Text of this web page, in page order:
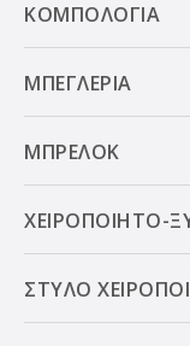
ΚΟΜΠΟΛΟΓΙΑ
ΜΠΕΓΛΕΡΙΑ
ΜΠΡΕΛΟΚ
ΧΕΙΡΟΠΟΙΗΤΟ-
ΣΤΥΛΟ